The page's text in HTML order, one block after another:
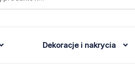
Dekoracje i nakrycia